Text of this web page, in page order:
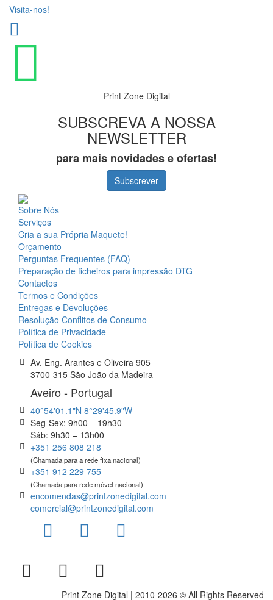
Visita-nos!
Print Zone Digital
SUBSCREVA A NOSSA
NEWSLETTER
para mais novidades e ofertas!
Subscrever
Sobre Nós
Serviços
Cria a sua Própria Maquete!
Orçamento
Perguntas Frequentes (FAQ)
Preparação de ficheiros para impressão DTG
Contactos
Termos e Condições
Entregas e Devoluções
Resolução Conflitos de Consumo
Política de Privacidade
Política de Cookies
Av. Eng. Arantes e Oliveira 905
3700-315 São João da Madeira
Aveiro - Portugal
40°54'01.1"N 8°29'45.9"W
Seg-Sex: 9h00 – 19h30
Sáb: 9h30 – 13h00
+351 256 808 218
(Chamada para a rede fixa nacional)
+351 912 229 755
(Chamada para rede móvel nacional)
encomendas@printzonedigital.com
comercial@printzonedigital.com
Print Zone Digital | 2010-2026 © All Rights Reserved